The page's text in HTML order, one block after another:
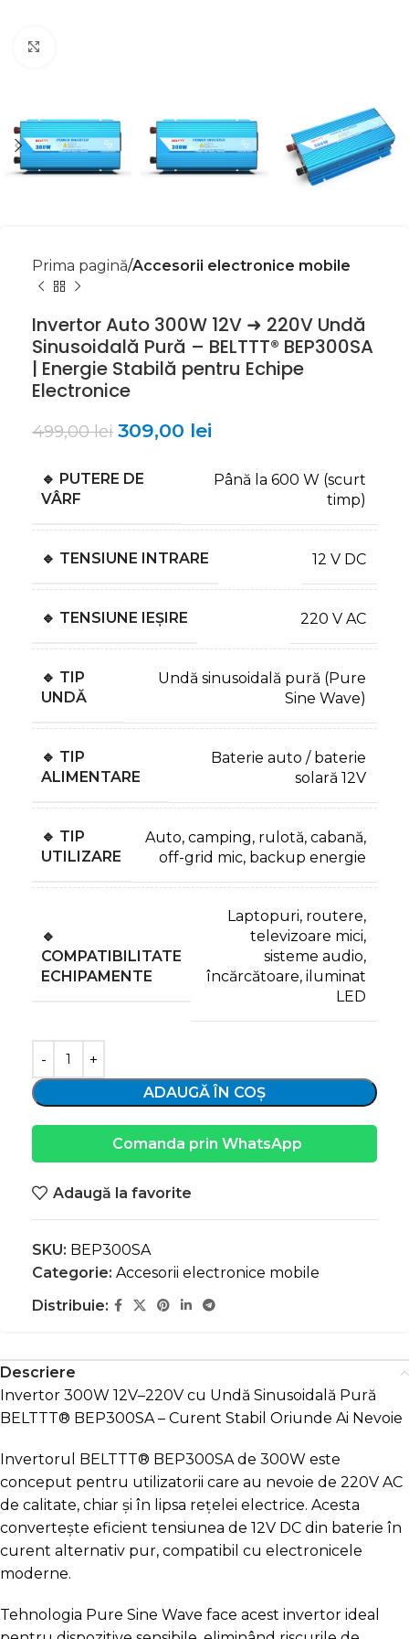
Prima pagină Accesorii electronice mobile
Invertor Auto 300W 12V ➜ 220V Undă
Sinusoidală Pură – BELTTT® BEP300SA
| Energie Stabilă pentru Echipe
Electronice
499,00lei 309,00 lei
🔹 PUTERE DE
VÂRF
Până la 600 W (scurt
timp)
🔹 TENSIUNE INTRARE 12 V DC
🔹 TENSIUNE IEȘIRE 220 V AC
🔹 TIP
UNDĂ
Undă sinusoidală pură (Pure
Sine Wave)
🔹 TIP
ALIMENTARE
Baterie auto / baterie
solară 12V
🔹 TIP
UTILIZARE
Auto, camping, rulotă, cabană,
off-grid mic, backup energie
🔹
COMPATIBILITATE
ECHIPAMENTE
Laptopuri, routere,
televizoare mici,
sisteme audio,
încărcătoare, iluminat
LED
ADAUGĂ ÎN COȘ
Comanda prin WhatsApp
Adaugă la favorite
SKU: BEP300SA
Categorie: Accesorii electronice mobile
Distribuie:
Descriere
Invertor 300W 12V–220V cu Undă Sinusoidală Pură
BELTTT® BEP300SA – Curent Stabil Oriunde Ai Nevoie
Invertorul BELTTT® BEP300SA de 300W este
conceput pentru utilizatorii care au nevoie de 220V AC
de calitate, chiar și în lipsa rețelei electrice. Acesta
convertește eficient tensiunea de 12V DC din baterie în
curent alternativ pur, compatibil cu electronicele
moderne.
Tehnologia Pure Sine Wave face acest invertor ideal